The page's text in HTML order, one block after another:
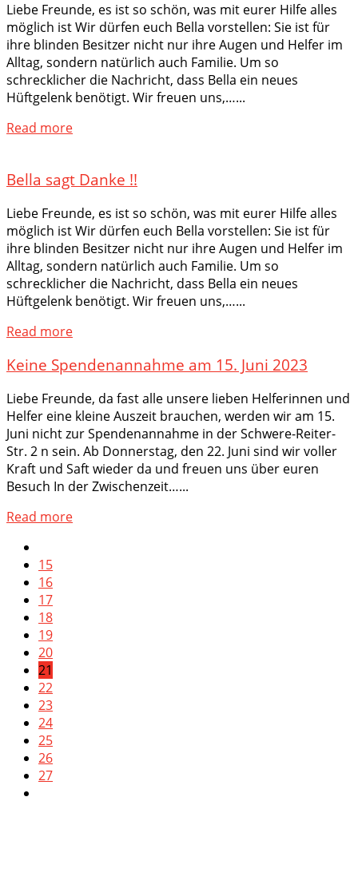
Liebe Freunde, es ist so schön, was mit eurer Hilfe alles
möglich ist Wir dürfen euch Bella vorstellen: Sie ist für
ihre blinden Besitzer nicht nur ihre Augen und Helfer im
Alltag, sondern natürlich auch Familie. Um so
schrecklicher die Nachricht, dass Bella ein neues
Hüftgelenk benötigt. Wir freuen uns,…...
Read more
Bella sagt Danke !!
Liebe Freunde, es ist so schön, was mit eurer Hilfe alles
möglich ist Wir dürfen euch Bella vorstellen: Sie ist für
ihre blinden Besitzer nicht nur ihre Augen und Helfer im
Alltag, sondern natürlich auch Familie. Um so
schrecklicher die Nachricht, dass Bella ein neues
Hüftgelenk benötigt. Wir freuen uns,…...
Read more
Keine Spendenannahme am 15. Juni 2023
Liebe Freunde, da fast alle unsere lieben Helferinnen und
Helfer eine kleine Auszeit brauchen, werden wir am 15.
Juni nicht zur Spendenannahme in der Schwere-Reiter-
Str. 2 n sein. Ab Donnerstag, den 22. Juni sind wir voller
Kraft und Saft wieder da und freuen uns über euren
Besuch In der Zwischenzeit…...
Read more
15
16
17
18
19
20
21
22
23
24
25
26
27